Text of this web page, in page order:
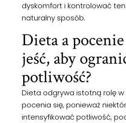
dyskomfort i kontrolować
naturalny sposób.
Dieta a
jeść, aby
potliwość?
Dieta odgrywa istotną rolę
pocenia się, ponieważ
intensyfikować potliwość,